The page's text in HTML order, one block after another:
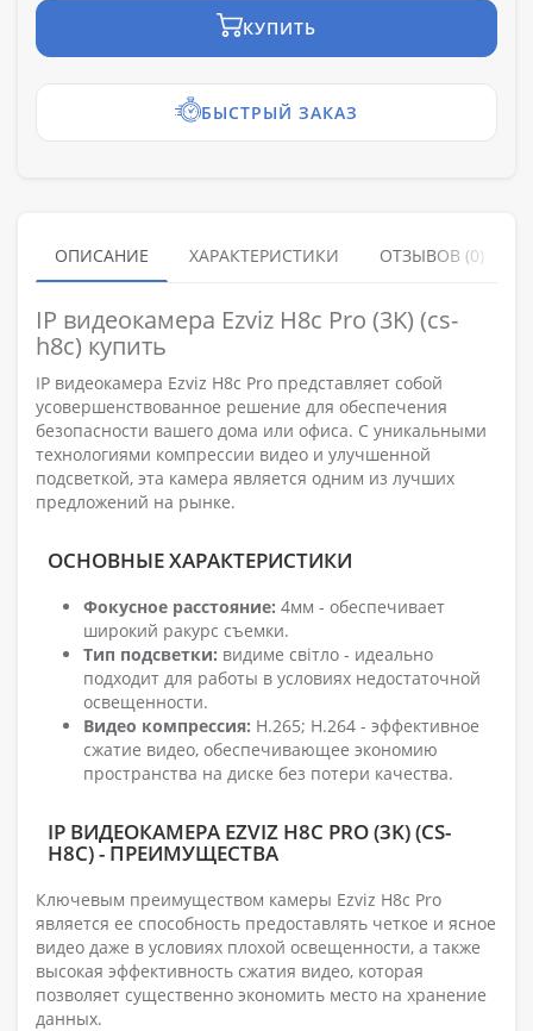
КУПИТЬ
БЫСТРЫЙ ЗАКАЗ
ОПИСАНИЕ ХАРАКТЕРИСТИКИ ОТЗЫВОВ (0)
IP видеокамера Ezviz H8c Pro (3K) (cs-
h8c) купить
IP видеокамера Ezviz H8c Pro представляет собой
усовершенствованное решение для обеспечения
безопасности вашего дома или офиса. С уникальными
технологиями компрессии видео и улучшенной
подсветкой, эта камера является одним из лучших
предложений на рынке.
ОСНОВНЫЕ ХАРАКТЕРИСТИКИ
Фокусное расстояние: 4мм - обеспечивает
широкий ракурс съемки.
Тип подсветки: видиме світло - идеально
подходит для работы в условиях недостаточной
освещенности.
Видео компрессия: H.265; H.264 - эффективное
сжатие видео, обеспечивающее экономию
пространства на диске без потери качества.
IP ВИДЕОКАМЕРА EZVIZ H8C PRO (3K) (CS-
H8C) - ПРЕИМУЩЕСТВА
Ключевым преимуществом камеры Ezviz H8c Pro
является ее способность предоставлять четкое и ясное
видео даже в условиях плохой освещенности, а также
высокая эффективность сжатия видео, которая
позволяет существенно экономить место на хранение
данных.